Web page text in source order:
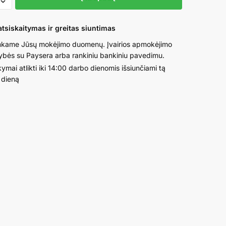
ir greitas siuntimas
Jūsų mokėjimo duomenų. Įvairios apmokėjimo
su Paysera arba rankiniu bankiniu pavedimu.
atlikti iki 14:00 darbo dienomis išsiunčiami tą